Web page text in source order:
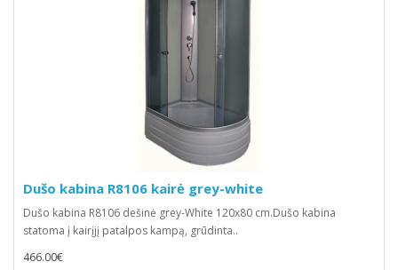
Dušo kabina R8106 kairė grey-white
Dušo kabina R8106 dešinė grey-White 120x80 cm.Dušo kabina
statoma į kairįjį patalpos kampą, grūdinta..
466.00€